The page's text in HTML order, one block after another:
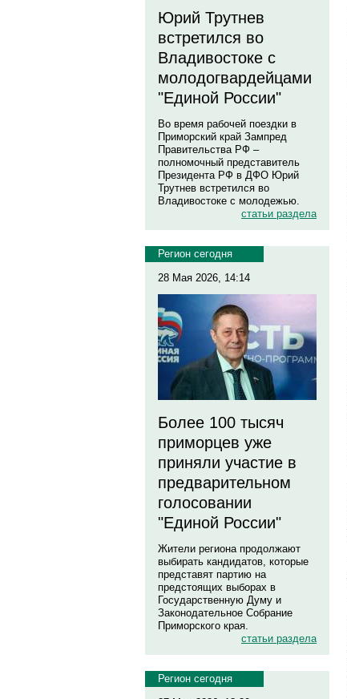
Юрий Трутнев
встретился во
Владивостоке с
молодогвардейцами
"Единой России"
Во время рабочей поездки в
Приморский край Зампред
Правительства РФ –
полномочный представитель
Президента РФ в ДФО Юрий
Трутнев встретился во
Владивостоке с молодежью.
статьи раздела
Регион сегодня
28 Мая 2026, 14:14
Более 100 тысяч
приморцев уже
приняли участие в
предварительном
голосовании
"Единой России"
Жители региона продолжают
выбирать кандидатов, которые
представят партию на
предстоящих выборах в
Государственную Думу и
Законодательное Собрание
Приморского края.
статьи раздела
Регион сегодня